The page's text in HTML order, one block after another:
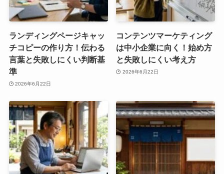
ランディングページキャッ
チコピーの作り方！伝わる
言葉と失敗しにくい判断基
準
2026年6月22日
コンテンツマーケティング
は中小企業に向く！始め方
と失敗しにくい考え方
2026年6月22日